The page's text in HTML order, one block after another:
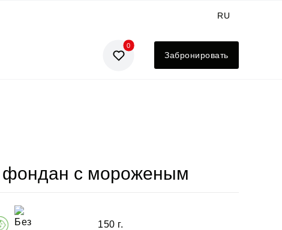
RU
EN
0
Забронировать
с мороженым
150 г.